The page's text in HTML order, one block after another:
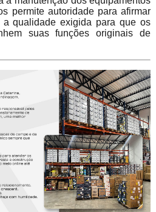
permite autoridade para afirmar
a qualidade exigida para que os
suas funções originais de